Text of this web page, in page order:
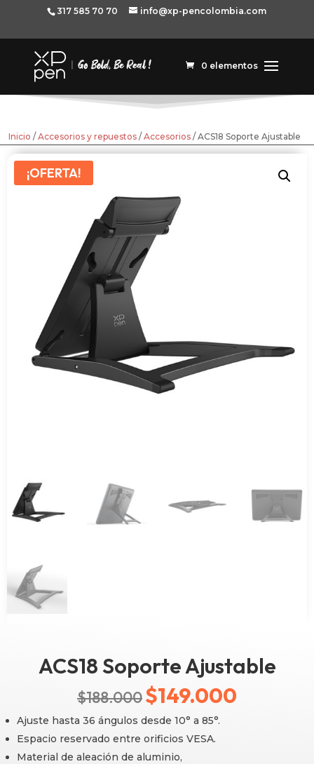
317 585 70 70 info@xp-pencolombia.com
0 elementos
Inicio / Accesorios y repuestos / Accesorios / ACS18 Soporte Ajustable
¡OFERTA!
ACS18 Soporte Ajustable
$188.000El
precio
original
$149.000
Ajuste hasta 36 ángulos desde 10° a 85°.
Espacio reservado entre orificios VESA.
Material de aleación de aluminio,